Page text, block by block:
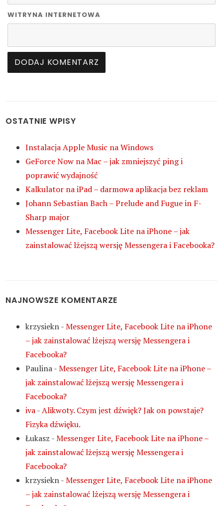
WITRYNA INTERNETOWA
OSTATNIE WPISY
Instalacja Apple Music na Windows
GeForce Now na Mac – jak zmniejszyć ping i
poprawić wydajność
Kalkulator na iPad – darmowa aplikacja bez reklam
Johann Sebastian Bach – Prelude and Fugue in F-
Sharp major
Messenger Lite, Facebook Lite na iPhone – jak
zainstalować lżejszą wersję Messengera i Facebooka?
NAJNOWSZE KOMENTARZE
krzysiekn-Messenger Lite, Facebook Lite na iPhone
– jak zainstalować lżejszą wersję Messengera i
Facebooka?
Paulina-Messenger Lite, Facebook Lite na iPhone –
jak zainstalować lżejszą wersję Messengera i
Facebooka?
iva-Alikwoty. Czym jest dźwięk? Jak on powstaje?
Fizyka dźwięku.
Łukasz -Messenger Lite, Facebook Lite na iPhone –
jak zainstalować lżejszą wersję Messengera i
Facebooka?
krzysiekn-Messenger Lite, Facebook Lite na iPhone
– jak zainstalować lżejszą wersję Messengera i